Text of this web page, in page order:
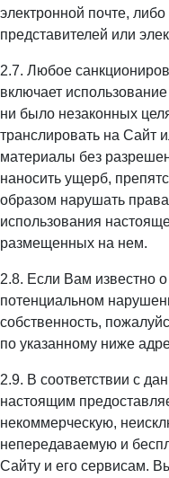
электронной почте,
представителей или
2.7. Любое
включает
ни было незаконных
транслировать на Сайт
материалы без
наносить ущерб,
образом нарушать
использования
размещенных на нем.
2.8. Если Вам известно
потенциальном
собственность,
по указанному ниже
2.9. В соответствии с
настоящим
некоммерческую,
непередаваемую и
Сайту и его сервисам.